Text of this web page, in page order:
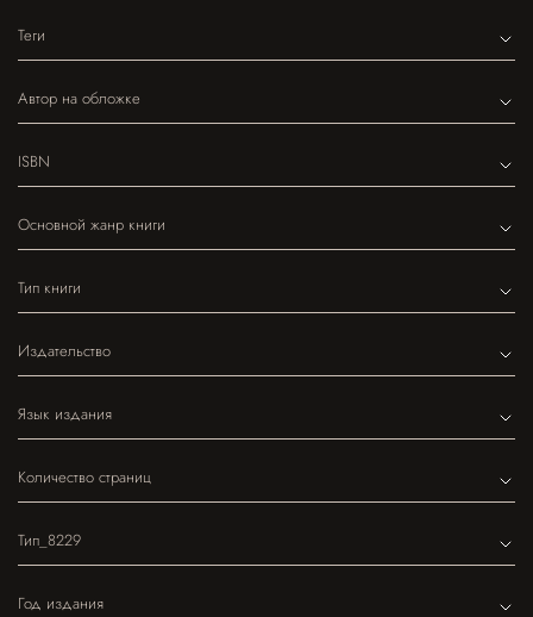
Теги
Автор на обложке
ISBN
Основной жанр книги
Тип книги
Издательство
Язык издания
Количество страниц
Тип_8229
Год издания